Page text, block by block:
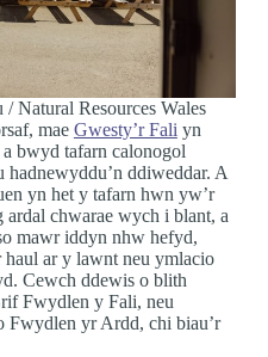
Natural Resources Wales
mae Gwesty’r Fali yn
bwyd tafarn calonogol
ddiweddar. A
yn het y tafarn hwn yw’r
ardal chwarae wych i blant, a
mawr iddyn nhw hefyd,
ar y lawnt neu ymlacio
Cewch ddewis o blith
Fwydlen y Fali, neu
Fwydlen yr Ardd, chi biau’r